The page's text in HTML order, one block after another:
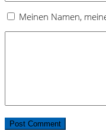
Meinen Namen,